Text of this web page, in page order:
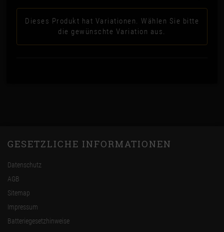
Dieses Produkt hat Variationen. Wählen Sie bitte
die gewünschte Variation aus.
GESETZLICHE INFORMATIONEN
Datenschutz
AGB
Sitemap
Impressum
Batteriegesetzhinweise